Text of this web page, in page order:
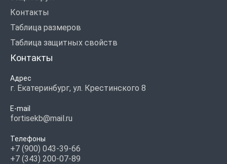
Контакты
Таблица размеров
Таблица защитных свойств
Контакты
Адрес
г. Екатеринбург, ул. Крестинского 8
E-mail
fortisekb@mail.ru
Телефоны
+7 (900) 043-39-66
+7 (343) 200-07-89